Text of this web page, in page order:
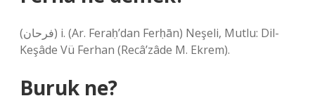
(ﻓﺮﺣﺎﻥ) i. (Ar. Feraḥ’dan Ferḥān) Neşeli, Mutlu: Dil-
Keşâde Vü Ferhan (Recâ’zâde M. Ekrem).
Buruk ne?